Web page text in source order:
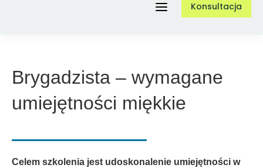
Toggle
O nas
Konsultacja
Brygadzista – wymagane
umiejętności miękkie
Celem szkolenia jest udoskonalenie umiejętności w